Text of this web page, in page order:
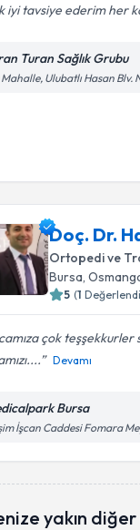
iyi tavsiye ederim her
Turan Sağlık Grubu
Mahalle, Ulubatlı Hasan Blv.
Doç. Dr.
Ortopedi ve
Bursa,
5 (1
çok
Devamı
Bursa
İşcan Caddesi Fomara
yakın